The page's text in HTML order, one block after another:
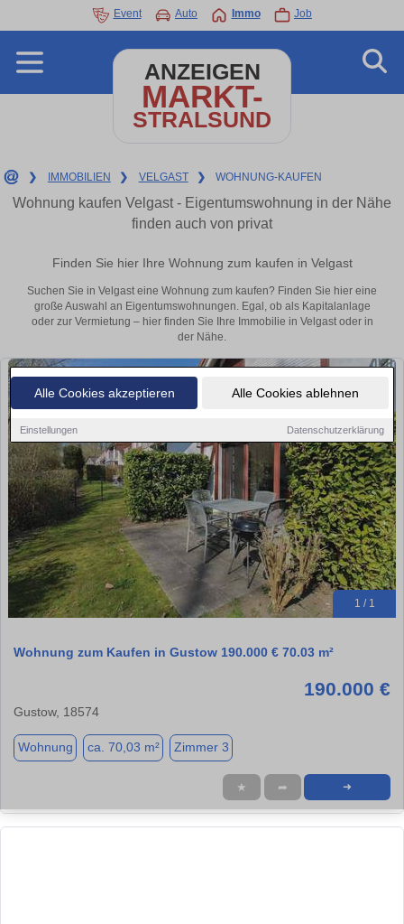
Alle Cookies akzeptieren Alle Cookies ablehnen
Einstellungen Datenschutzerklärung
Event Auto Immo Job
ANZEIGEN
MARKT-
STRALSUND
❯ IMMOBILIEN ❯ VELGAST ❯ WOHNUNG-KAUFEN
Wohnung kaufen Velgast - Eigentumswohnung in der Nähe
finden auch von privat
Finden Sie hier Ihre Wohnung zum kaufen in Velgast
Suchen Sie in Velgast eine Wohnung zum kaufen? Finden Sie hier eine
große Auswahl an Eigentumswohnungen. Egal, ob als Kapitalanlage
oder zur Vermietung – hier finden Sie Ihre Immobilie in Velgast oder in
der Nähe.
1 / 1
Wohnung zum Kaufen in Gustow 190.000 € 70.03 m²
190.000 €
Gustow, 18574
Wohnung ca. 70,03 m² Zimmer 3
★ ➦ ➜